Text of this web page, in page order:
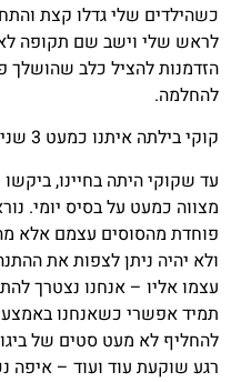
כשהילדים שלי גדלו קצת
לראש שלי וישב שם תקופה
הזדמנות להציל כלב שהושלך
להחלמה.
קוקי בילתה איתנו כמעט 3 שנים ולצערי נפטרה בגלל מחלה.
עד שקוקי היתה בחיינו,
מצווה כמעט על בסיס יומי.
פוחדת מהסוסים עצמם אלא
ולא יהיה ניתן לצפות את
עצמו אליו – אנחנו נצטרך
תמיד אפשרי כשאנחנו באמצע
להחליף לא מעט סטים של
רגע שוקעת עוד ועוד – איפה